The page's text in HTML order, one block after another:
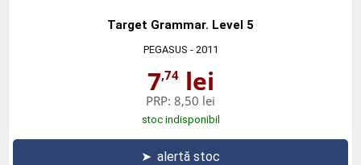
Target Grammar. Level 5
PEGASUS - 2011
7,74lei
PRP: 8,50 lei
stoc indisponibil
➤ alertă stoc